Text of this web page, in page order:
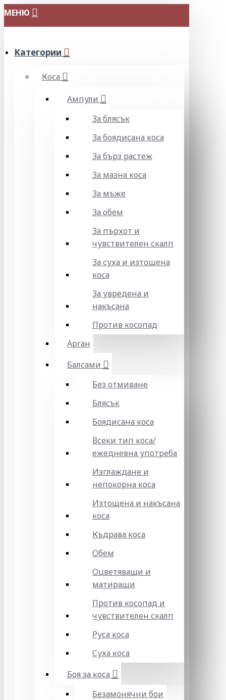
МЕНЮ
Категории
Коса
Ампули
За блясък
За боядисана коса
За бърз растеж
За мазна коса
За мъже
За обем
За пърхот и
чувствителен скалп
За суха и изтощена
коса
За увредена и
накъсана
Против косопад
Арган
Балсами
Без отмиване
Блясък
Боядисана коса
Всеки тип коса/
ежедневна употреба
Изглаждане и
непокорна коса
Изтощена и накъсана
коса
Къдрава коса
Обем
Оцветяващи и
матиращи
Против косопад и
чувствителен скалп
Руса коса
Суха коса
Боя за коса
Безамонячни бои